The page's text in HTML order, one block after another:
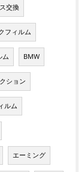
交換
フィルム
ム BMW
ション
ルム
エーミング